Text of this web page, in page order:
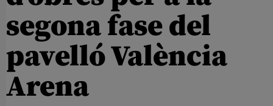
segona fase del
pavelló València
Arena